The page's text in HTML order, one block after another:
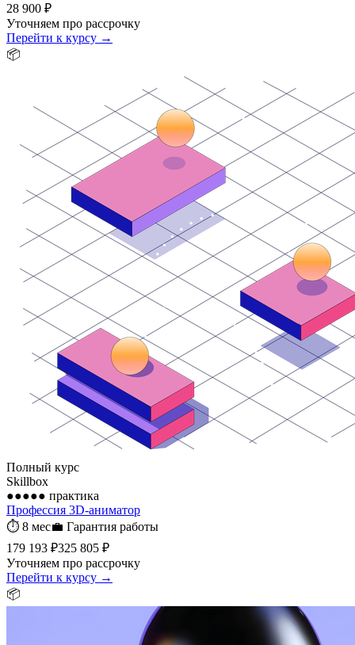
28 900 ₽
Уточняем про рассрочку
Перейти к курсу →
📦
Полный курс
Skillbox
●●●●● практика
Профессия 3D-аниматор
⏱ 8 мес💼 Гарантия работы
179 193 ₽325 805 ₽
Уточняем про рассрочку
Перейти к курсу →
📦